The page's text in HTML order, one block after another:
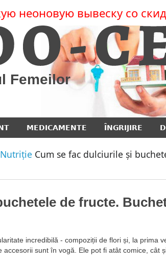
неоновую вывеску со
Femeilor
MEDICAMENTE ÎNGRIJIRE
Nutriție Cum se fac dulciurile și
de fructe.
incredibilă - compoziții de flori și, la prima
sunt în vogă. Ele pot fi atât comice, cât